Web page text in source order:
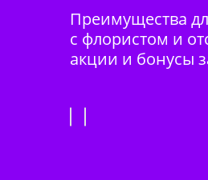
Преимущества
с флористом и
акции и бонусы